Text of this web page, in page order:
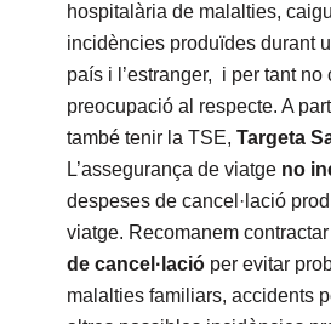
hospitalària de malalties,
incidències produïdes durant
país i l’estranger, i per tant no
preocupació al respecte. A
també tenir la TSE, Targeta
L’assegurança de viatge no
despeses de cancel·lació
viatge. Recomanem contractar
de cancel·lació per evitar
malalties familiars, accidents